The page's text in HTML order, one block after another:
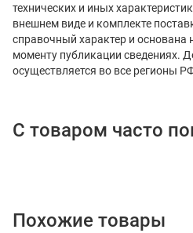
технических и иных
внешнем виде и комплекте
справочный характер и основана
моменту публикации сведениях.
осуществляется во все регионы
С товаром часто
Похожие товары